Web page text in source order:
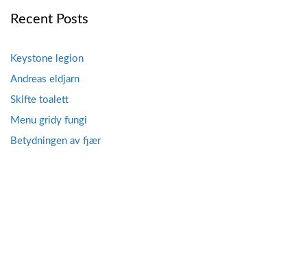
Recent Posts
Keystone legion
Andreas eldjarn
Skifte toalett
Menu gridy fungi
Betydningen av fjær